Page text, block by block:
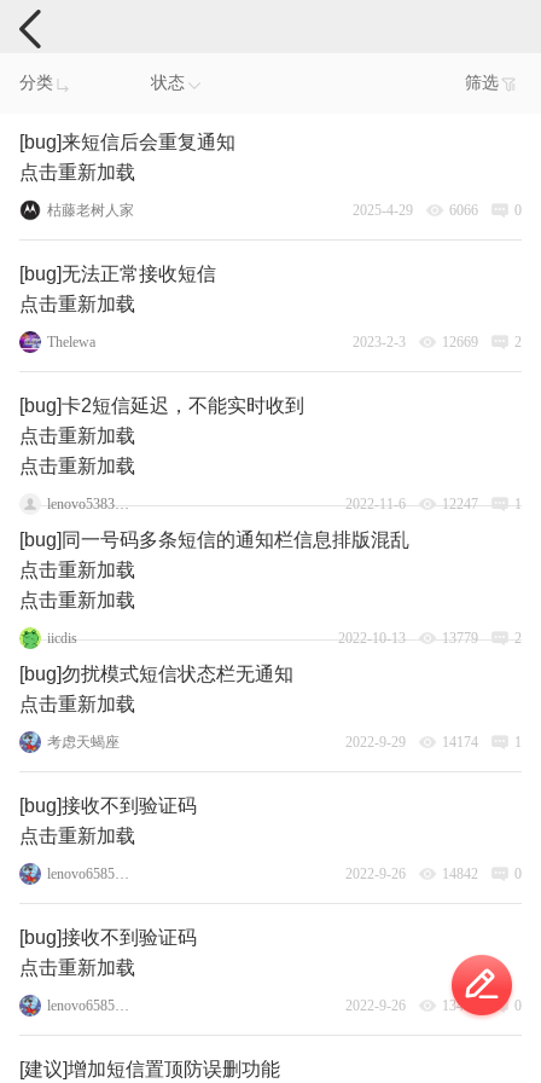
手机反馈
分类 状态 筛选
[bug]来短信后会重复通知
点击重新加载
枯藤老树人家 2025-4-29 6066 0
[bug]无法正常接收短信
点击重新加载
Thelewa 2023-2-3 12669 2
[bug]卡2短信延迟，不能实时收到
点击重新加载
点击重新加载
lenovo53834792 2022-11-6 12247 1
[bug]同一号码多条短信的通知栏信息排版混乱
点击重新加载
点击重新加载
iicdis 2022-10-13 13779 2
[bug]勿扰模式短信状态栏无通知
点击重新加载
考虑天蝎座 2022-9-29 14174 1
[bug]接收不到验证码
点击重新加载
lenovo65856986 2022-9-26 14842 0
[bug]接收不到验证码
点击重新加载
lenovo65856986 2022-9-26 13426 0
[建议]增加短信置顶防误删功能